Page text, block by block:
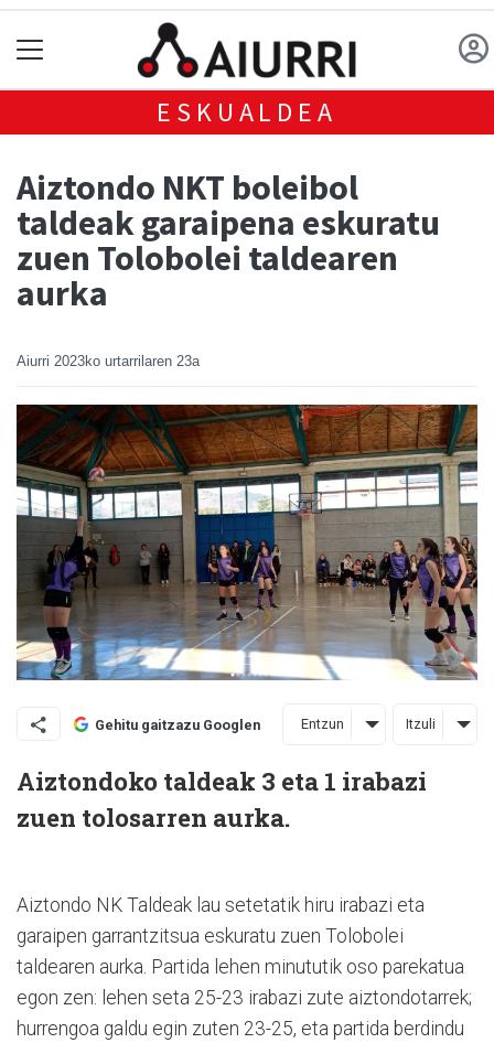
ESKUALDEA
Aiztondo NKT boleibol
taldeak garaipena eskuratu
zuen Tolobolei taldearen
aurka
Aiurri 2023ko urtarrilaren 23a
Gehitu gaitzazu Googlen Entzun Itzuli
Aiztondoko taldeak 3 eta 1 irabazi
zuen tolosarren aurka.
Aiztondo NK Taldeak lau setetatik hiru irabazi eta
garaipen garrantzitsua eskuratu zuen Tolobolei
taldearen aurka. Partida lehen minututik oso parekatua
egon zen: lehen seta 25-23 irabazi zute aiztondotarrek;
hurrengoa galdu egin zuten 23-25, eta partida berdindu